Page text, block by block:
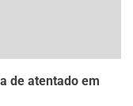
de atentado em